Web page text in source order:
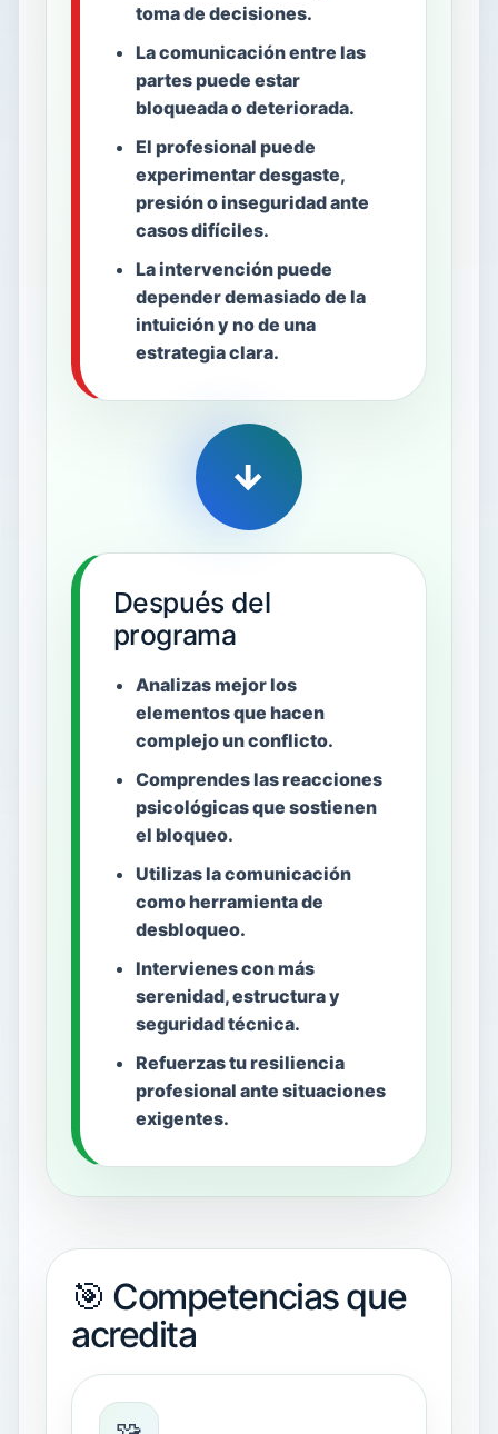
toma de decisiones.
La comunicación entre las
partes puede estar
bloqueada o deteriorada.
El profesional puede
experimentar desgaste,
presión o inseguridad ante
casos difíciles.
La intervención puede
depender demasiado de la
intuición y no de una
estrategia clara.
→
Después del
programa
Analizas mejor los
elementos que hacen
complejo un conflicto.
Comprendes las reacciones
psicológicas que sostienen
el bloqueo.
Utilizas la comunicación
como herramienta de
desbloqueo.
Intervienes con más
serenidad, estructura y
seguridad técnica.
Refuerzas tu resiliencia
profesional ante situaciones
exigentes.
🎯 Competencias que
acredita